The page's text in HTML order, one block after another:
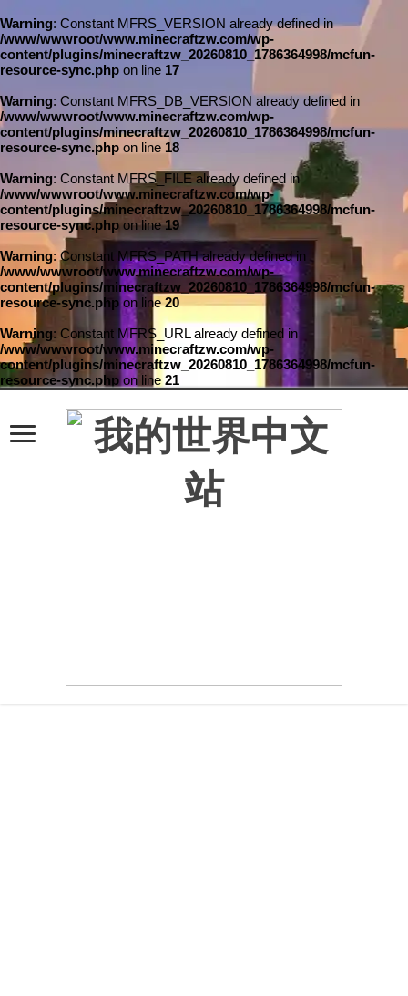
Warning: Constant MFRS_VERSION already defined in
/www/wwwroot/www.minecraftzw.com/wp-
content/plugins/minecraftzw_20260810_1786364998/mcfun-
resource-sync.php on line 17
Warning: Constant MFRS_DB_VERSION already defined in
/www/wwwroot/www.minecraftzw.com/wp-
content/plugins/minecraftzw_20260810_1786364998/mcfun-
resource-sync.php on line 18
Warning: Constant MFRS_FILE already defined in
/www/wwwroot/www.minecraftzw.com/wp-
content/plugins/minecraftzw_20260810_1786364998/mcfun-
resource-sync.php on line19
Warning: Constant MFRS_PATH already defined in
/www/wwwroot/www.minecraftzw.com/wp-
content/plugins/minecraftzw_20260810_1786364998/mcfun-
resource-sync.php on line20
Warning: Constant MFRS_URL already defined in
/www/wwwroot/www.minecraftzw.com/wp-
content/plugins/minecraftzw_20260810_1786364998/mcfun-
resource-sync.php on line 21